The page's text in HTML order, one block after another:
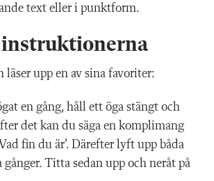
text eller i punktform.
instruktionerna
läser upp en av sina favoriter:
en gång, håll ett öga stängt och
det kan du säga en komplimang
fin du är’. Därefter lyft upp båda
gånger. Titta sedan upp och neråt på